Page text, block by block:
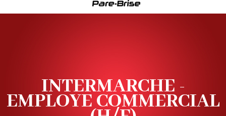
INTERMARCHE -
EMPLOYE COMMERCIAL